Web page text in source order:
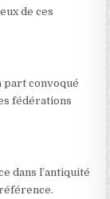
de ces
part convoqué
fédérations
dans l’antiquité